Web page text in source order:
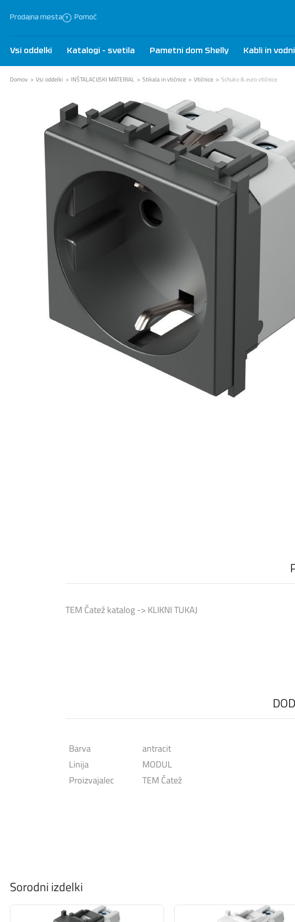
Prodajna mesta Pomoč
Vsi oddelki Katalogi - svetila Pametni dom Shelly Kabli in
Domov Vsi oddelki INŠTALACIJSKI MATERIAL Stikala in vtičnice Vtičnice Schuko & euro vtičnice
TEM Čatež katalog -> KLIKNI TUKAJ
Barva
antracit
Linija
MODUL
Proizvajalec
TEM Čatež
Sorodni izdelki